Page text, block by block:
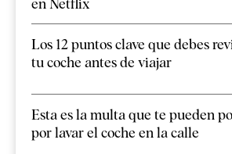
Los 12 puntos clave que debes
tu coche antes de viajar
Esta es la multa que te pueden
por lavar el coche en la calle